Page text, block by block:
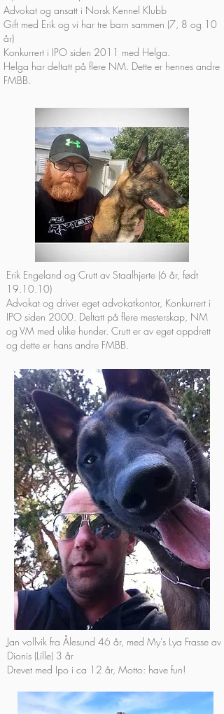
Advokat og ansatt i Norsk Kennel Klubb
Gift med Erik og vi har tre barn sammen (7, 8 og 10
år)
Konkurrert i IPO siden 2011 med Helga.
Helga har deltatt på flere NM. Dette er hennes andre
FMBB.
Erik Engeland og Crutt av Staalhjerte (6 år, født
19.10.10)
Advokat og driver eget advokatkontor, Konkurrert i
IPO siden 2000. Deltatt på flere mesterskap, NM
og VM med ulike hunder. Crutt er av eget oppdrett
og dette er hans andre FMBB.
Jan vollvik fra Ålesund 46 år, med My’s Lya Frasse av
Dionis (Lille) 3 år
Drevet med Ipo i ca 12 år, Motto: have fun!